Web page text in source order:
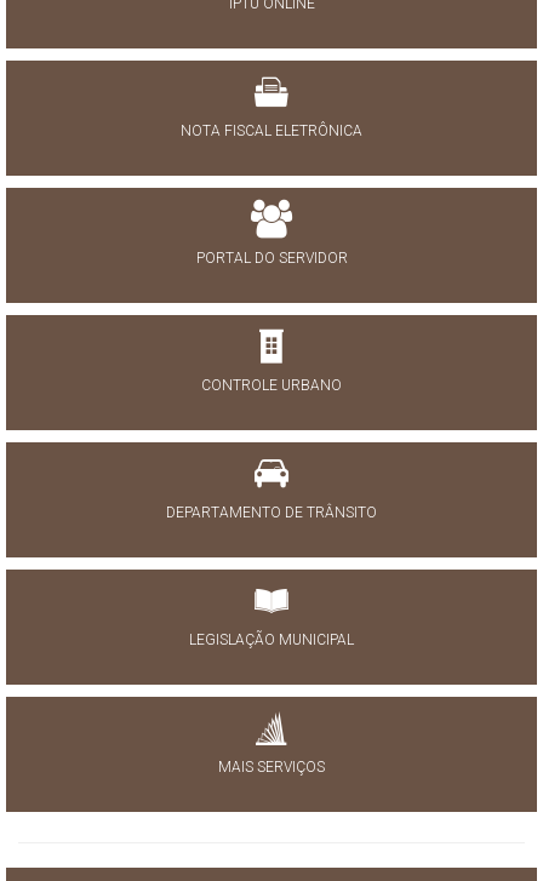
IPTU ONLINE
NOTA FISCAL ELETRÔNICA
PORTAL DO SERVIDOR
CONTROLE URBANO
DEPARTAMENTO DE TRÂNSITO
LEGISLAÇÃO MUNICIPAL
MAIS SERVIÇOS